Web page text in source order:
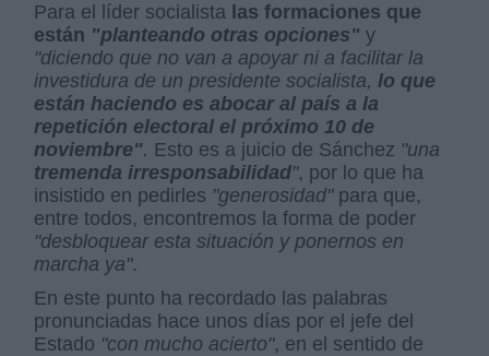
Para el líder socialista las formaciones que
están "planteando otras opciones" y
"diciendo que no van a apoyar ni a facilitar la
investidura de un presidente socialista,lo que
están haciendo es abocar al país a la
repetición electoral el próximo 10 de
noviembre". Esto es a juicio de Sánchez "una
tremenda irresponsabilidad", por lo que ha
insistido en pedirles "generosidad"para que,
entre todos, encontremos la forma de poder
"desbloquear esta situación y ponernos en
marcha ya".
En este punto ha recordado las palabras
pronunciadas hace unos días por el jefe del
Estado "con mucho acierto", en el sentido de